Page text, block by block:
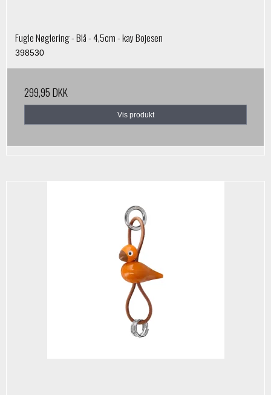
Fugle Nøglering - Blå - 4,5cm - kay Bojesen
398530
299,95 DKK
Vis produkt